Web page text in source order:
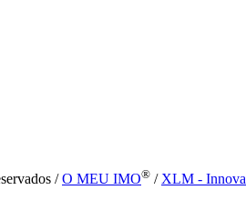
/O MEU IMO® / XLM -